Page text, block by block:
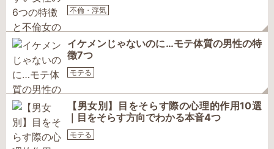
不倫・浮気
イケメンじゃないのに…モテ体質の男性の特
徴7つ
モテる
【男女別】目をそらす際の心理的作用10選
｜目をそらす方向でわかる本音4つ
モテる